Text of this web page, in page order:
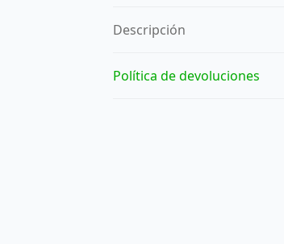
Descripción
Política de devoluciones